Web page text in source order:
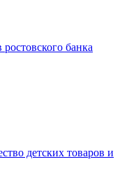
банка
детских товаров и